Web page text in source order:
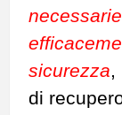
sicurezza,
di